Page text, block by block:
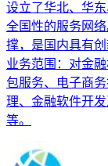
设立了华北、华
全国性的服务网
撑，是国内具有
业务范围：对金
包服务、电子商
理、金融软件开
等。